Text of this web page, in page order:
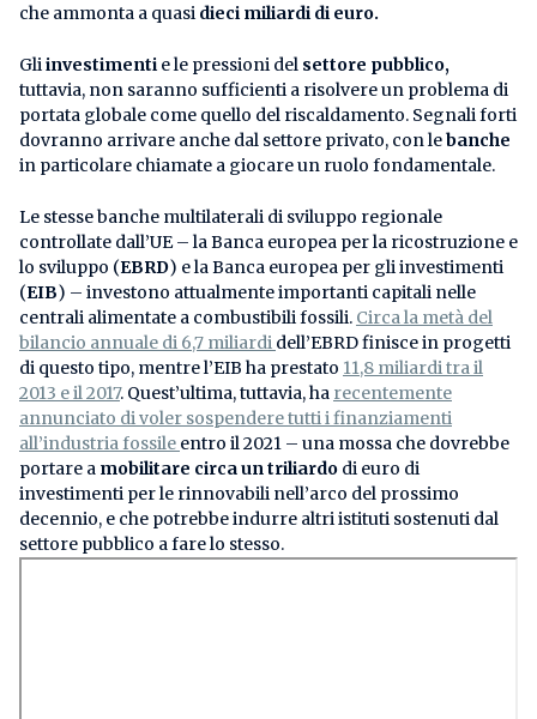
che ammonta a quasi dieci miliardi di euro.
Gliinvestimenti e le pressioni del settore pubblico,
tuttavia, non saranno sufficienti a risolvere un problema di
portata globale come quello del riscaldamento. Segnali forti
dovranno arrivare anche dal settore privato, con lebanche
in particolare chiamate a giocare un ruolo fondamentale.
Le stesse banche multilaterali di sviluppo regionale
controllate dall’UE – la Banca europea per la ricostruzione e
lo sviluppo (EBRD) e la Banca europea per gli investimenti
(EIB) – investono attualmente importanti capitali nelle
centrali alimentate a combustibili fossili. Circa la metà del
bilancio annuale di 6,7 miliardi dell’EBRD finisce in progetti
di questo tipo, mentre l’EIB ha prestato 11,8 miliardi tra il
2013 e il 2017. Quest’ultima, tuttavia, ha recentemente
annunciato di voler sospendere tutti i finanziamenti
all’industria fossile entro il 2021 – una mossa che dovrebbe
portare a mobilitare circa un triliardo di euro di
investimenti per le rinnovabili nell’arco del prossimo
decennio, e che potrebbe indurre altri istituti sostenuti dal
settore pubblico a fare lo stesso.